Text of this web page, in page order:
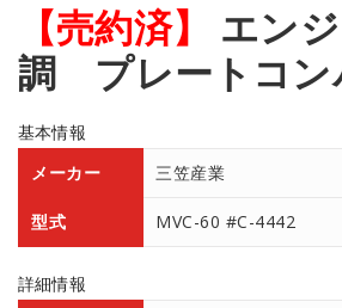
【売約済】
エン
調 プレートコン
基本情報
メーカー
三笠産業
型式 MVC-60 #C-4442
詳細情報